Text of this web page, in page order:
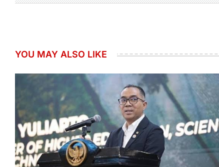
YOU MAY ALSO LIKE